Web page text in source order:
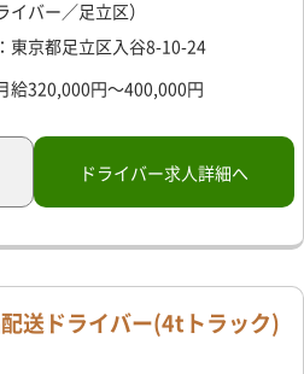
イバー／足立区）
東京都足立区入谷8-10-24
給320,000円～400,000円
ドライバー求人詳細へ
送ドライバー(4tトラック)